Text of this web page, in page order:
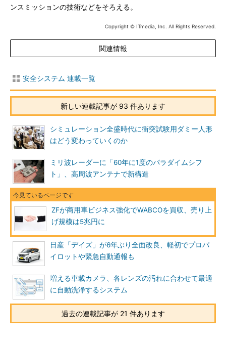
ンスミッションの技術などをそろえる。
Copyright © ITmedia, Inc. All Rights Reserved.
関連情報
安全システム 連載一覧
新しい連載記事が 93 件あります
シミュレーション全盛時代に衝突試験用ダミー人形
はどう変わっていくのか
ミリ波レーダーに「60年に1度のパラダイムシフ
ト」、高周波アンテナで新構造
ZFが商用車ビジネス強化でWABCOを買収、売り上
げ規模は5兆円に
日産「デイズ」が6年ぶり全面改良、軽初でプロパ
イロットや緊急自動通報も
増える車載カメラ、各レンズの汚れに合わせて最適
に自動洗浄するシステム
過去の連載記事が 21 件あります